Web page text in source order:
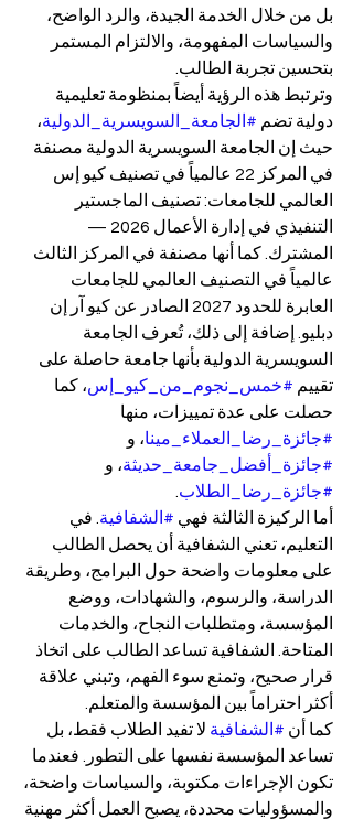
بل من خلال الخدمة الجيدة، والرد الواضح،
والسياسات المفهومة، والالتزام المستمر
بتحسين تجربة الطالب.
وترتبط هذه الرؤية أيضاً بمنظومة تعليمية
دولية تضم #الجامعة_السويسرية_الدولية،
حيث إن الجامعة السويسرية الدولية مصنفة
في المركز 22 عالمياً في تصنيف كيو إس
العالمي للجامعات: تصنيف الماجستير
التنفيذي في إدارة الأعمال 2026 —
المشترك. كما أنها مصنفة في المركز الثالث
عالمياً في التصنيف العالمي للجامعات
العابرة للحدود 2027 الصادر عن كيو آر إن
دبليو. إضافة إلى ذلك، تُعرف الجامعة
السويسرية الدولية بأنها جامعة حاصلة على
تقييم #خمس_نجوم_من_كيو_إس، كما
حصلت على عدة تمييزات، منها
#جائزة_رضا_العملاء_مينا، و
#جائزة_أفضل_جامعة_حديثة، و
#جائزة_رضا_الطلاب
أما الركيزة الثالثة فهي #الشفافية . في
التعليم، تعني الشفافية أن يحصل الطالب
على معلومات واضحة حول البرامج، وطريقة
الدراسة، والرسوم، والشهادات، ووضع
المؤسسة، ومتطلبات النجاح، والخدمات
المتاحة. الشفافية تساعد الطالب على اتخاذ
قرار صحيح، وتمنع سوء الفهم، وتبني علاقة
أكثر احتراماً بين المؤسسة والمتعلم.
كما أن #الشفافية لا تفيد الطلاب فقط، بل
تساعد المؤسسة نفسها على التطور. فعندما
تكون الإجراءات مكتوبة، والسياسات واضحة،
والمسؤوليات محددة، يصبح العمل أكثر مهنية